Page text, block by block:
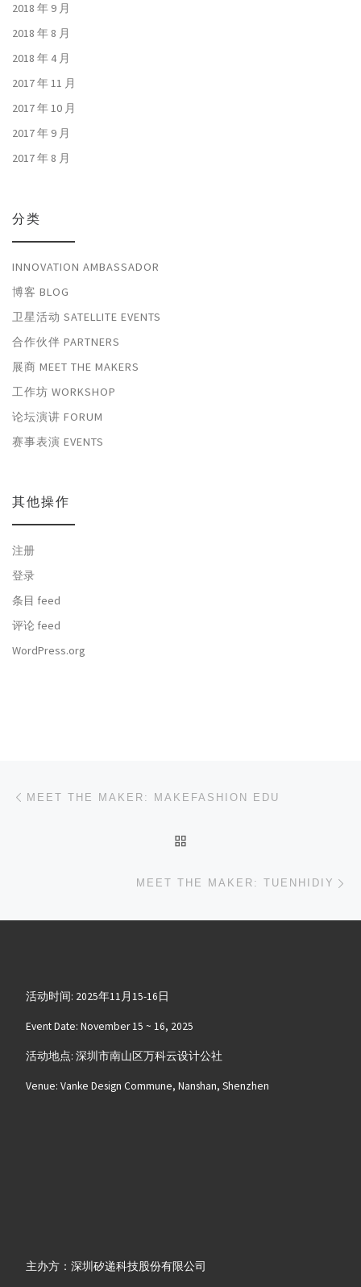
2018 年 9 月
2018 年 8 月
2018 年 4 月
2017 年 11 月
2017 年 10 月
2017 年 9 月
2017 年 8 月
分类
INNOVATION AMBASSADOR
博客 BLOG
卫星活动 SATELLITE EVENTS
合作伙伴 PARTNERS
展商 MEET THE MAKERS
工作坊 WORKSHOP
论坛演讲 FORUM
赛事表演 EVENTS
其他操作
注册
登录
条目 feed
评论 feed
WordPress.org
文章导航
MEET THE MAKER: MAKEFASHION EDU
MEET THE MAKER: TUENHIDIY
活动时间: 2025年11月15-16日
Event Date: November 15 ~ 16, 2025
活动地点: 深圳市南山区万科云设计公社
Venue: Vanke Design Commune, Nanshan, Shenzhen
主办方：深圳矽递科技股份有限公司